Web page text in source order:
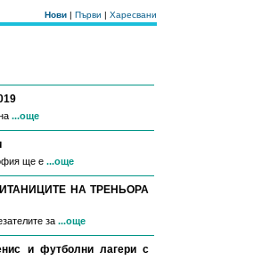
Нови | Първи | Харесвани
...още
ще е ...още
НА ТРЕНЬОРА
за ...още
и футболни лагери с